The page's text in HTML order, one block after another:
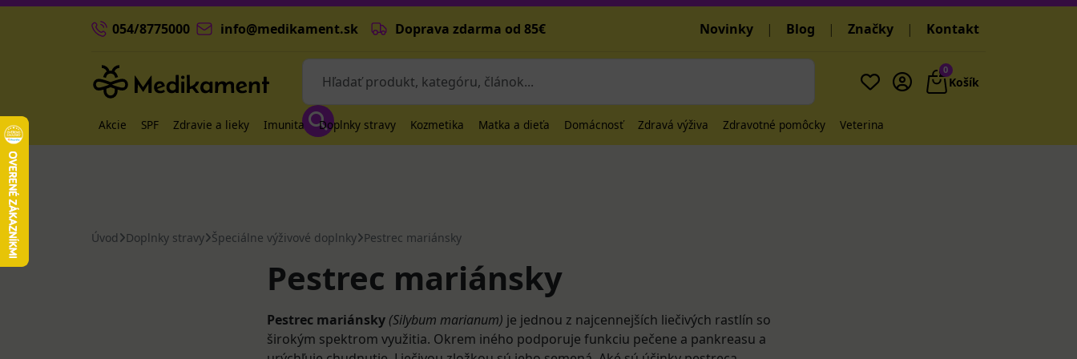
054/8775000 info@medikament.sk Doprava zdarma od 85€ Novinky | Blog | Značky | Kontakt
0
Košík
Akcie SPF Zdravie a lieky Imunita Doplnky stravy Kozmetika Matka a dieťa Domácnosť Zdravá výživa Zdravotné pomôcky Veterina
Úvod Doplnky stravy Špeciálne výživové doplnky Pestrec mariánsky
Pestrec mariánsky
Pestrec mariánsky (Silybum marianum) je jednou z najcennejších liečivých rastlín so
širokým spektrom využitia. Okrem iného podporuje funkciu pečene a pankreasu a